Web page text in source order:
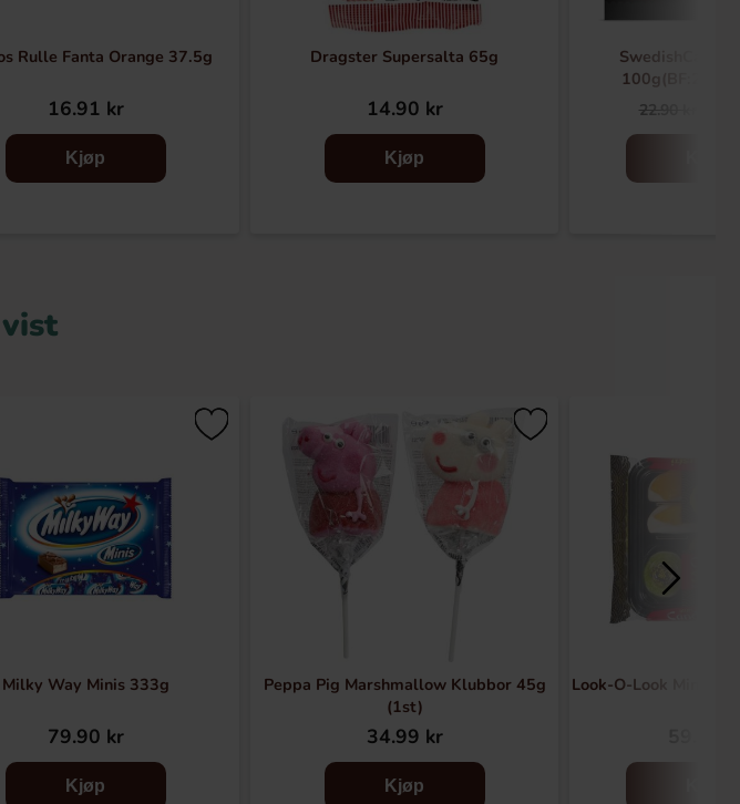
Rulle Fanta Orange 37.5g
16.91 kr
Kjøp
Dragster Supersalta 65g
14.90 kr
Kjøp
SwedishCandy
22.90 kr
Milky Way Minis 333g
79.90 kr
Kjøp
Peppa Pig Marshmallow Klubbor 45g
(1st)
34.99 kr
Kjøp
Look-O-Look Mini